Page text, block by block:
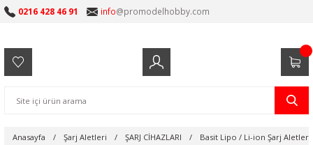
0216 428 46 91 info@promodelhobby.com
Anasayfa Şarj Aletleri ŞARJ CİHAZLARI Basit Lipo / Li-ion Şarj Aletleri